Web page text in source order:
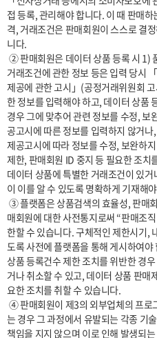
접 등록, 관리해야 합니다. 이 때 판매
격, 거래조건은 판매회원이 스스로 결
니다.
거래조건에 관한 정보 등은 입력 당시
제공에 관한 고시」(공정거래위원회
한 정보를 입력해야 하고, 데이터 상품
경우 그에 맞추어 관련 정보를 수정, 보
공고시에 따른 정보를 입력하지 않거
제공고시에 따라 정보를 수정, 보완하
제한, 판매회원 ID 중지 등 필요한 조치
데이터 상품에 특별한 거래조건이 있
이 이를 알 수 있도록 명확하게 기재해
매회원에 대한 사전통지로써 “판매조
한할 수 있습니다. 구체적인 제한시기,
도록 사전에 플랫폼을 통해 게시하여
상품 등록건수 제한 조치를 위반한 경
거나 취소할 수 있고, 데이터 상품 판매
요한 조치를 취할 수 있습니다.
는 경우 그 과정에서 유발되는 각종 기
책임을 지지 않으며 이로 인해 발생되